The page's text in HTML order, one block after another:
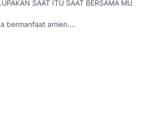
SAAT ITU SAAT BERSAMA MU
bermanfaat amien....